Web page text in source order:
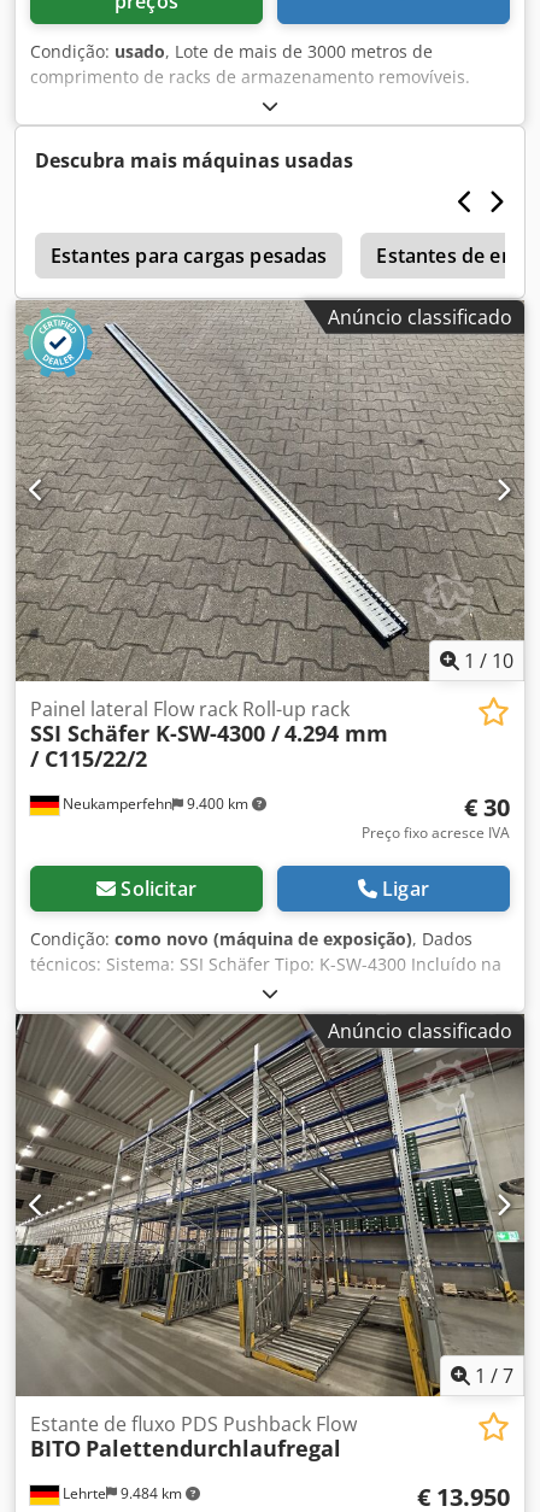
Condição: usado, Lote de mais de 3000 metros de
comprimento de racks de armazenamento removíveis.
Comprimento: 260 - 360 cm Chodpeuru T Tsfx Aafja
Largura: 80 - 110 cm Altura: 200 - 650 cm Comprimento:
260 - 360 cm Altura: 200 - 650 cm
Descubra mais máquinas usadas
Estantes para cargas pesadas Estantes de
Anúncio classificado
1 / 10
Neukamperfehn 9.400 km
Painel lateral Flow rack Roll-up rack
SSI Schäfer K-SW-4300 /4.294 mm
/ C115/22/2
€ 30
Preço fixo acresce IVA
Solicitar Ligar
Condição: como novo (máquina de exposição), Dados
técnicos: Sistema: SSI Schäfer Tipo: K-SW-4300 Incluído na
entrega 01x bochecha lateral, II. escolha Comprimento:
aprox. 4,294 mm Tipo de perfil: C115/22/2 Perfil C: aprox.
115 x 22 x 2 mm Peso da unidade: aprox. 13,23 kg
Informação: - para os níveis de KDR nos sistemas PR e WR
da SSI Schäfer para detenção perfis longitudinais e
transversais, bem como barras de rolos - também
adequado com curva - pode ser utilizado tanto inclinado
como em equilíbrio Cedpfx Aoibl Eyjafeha
Anúncio classificado
1 /7
Lehrte 9.484 km
Estante de fluxo PDS Pushback Flow
BITO Palettendurchlaufregal
€ 13.950